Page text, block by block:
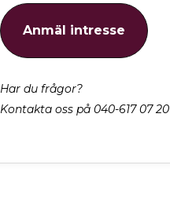
Anmäl intresse
Har du frågor?
Kontakta oss på 040-617 07 20